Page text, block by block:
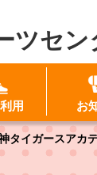
ツセン
用 お
タイガースアカ